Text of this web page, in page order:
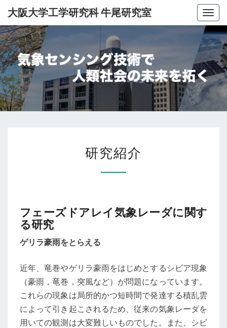
大阪大学工学研究科 牛尾研究室
大
阪
大
学
工
学
科
研
究
室
究
介
研究紹介
フェーズドアレイ気象レーダに関す
る研究
ゲリラ豪雨をとらえる
近年、竜巻やゲリラ豪雨をはじめとするシビア現象
（豪雨，竜巻，突風など）が問題になっています。
これらの現象は局所的かつ短時間で発達する積乱雲
によって引き起こされるため、従来の気象レーダを
用いての観測は大変難しいものでした。また、シビ